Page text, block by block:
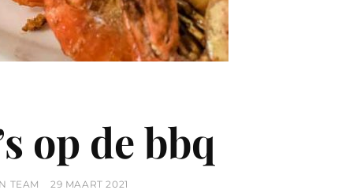
op de bbq
TEAM
POSTED
29 MAART 2021